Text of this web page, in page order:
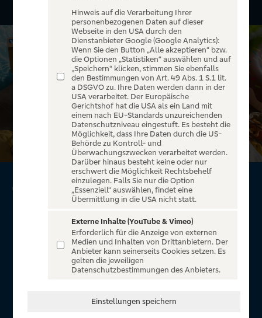
GoldCard von Visa*
Mehr Sicherheit. Mehr Freiheit.
Reiseservice mit 7 % Reisebonus
Exklusive 10 % Reisebonus bei der Eigenmarke UP
Sicher online bezahlen durch Visa Secure
Hinweis auf die Verarbeitung Ihrer
personenbezogenen Daten auf dieser
Webseite in den USA durch den
Dienstanbieter Google (Google Analytics):
Wenn Sie den Button „Alle akzeptieren“ bzw.
die Optionen „Statistiken“ auswählen und auf
„Speichern“ klicken, stimmen Sie ebenfalls
den Bestimmungen von Art. 49 Abs. 1 S.1 lit.
a DSGVO zu. Ihre Daten werden dann in der
USA verarbeitet. Der Europäische
Gerichtshof hat die USA als ein Land mit
einem nach EU-Standards unzureichenden
Datenschutzniveau eingestuft. Es besteht die
Möglichkeit, dass Ihre Daten durch die US-
Behörde zu Kontroll- und
Überwachungszwecken verarbeitet werden.
Darüber hinaus besteht keine oder nur
erschwert die Möglichkeit Rechtsbehelf
einzulegen. Falls Sie nur die Option
„Essenziell“ auswählen, findet eine
Übermittlung in die USA nicht statt.
Externe Inhalte (YouTube & Vimeo)
Erforderlich für die Anzeige von externen
Medien und Inhalten von Drittanbietern. Der
Anbieter kann seinerseits Cookies setzen. Es
gelten die jeweiligen
Datenschutzbestimmungen des Anbieters.
Einstellungen speichern